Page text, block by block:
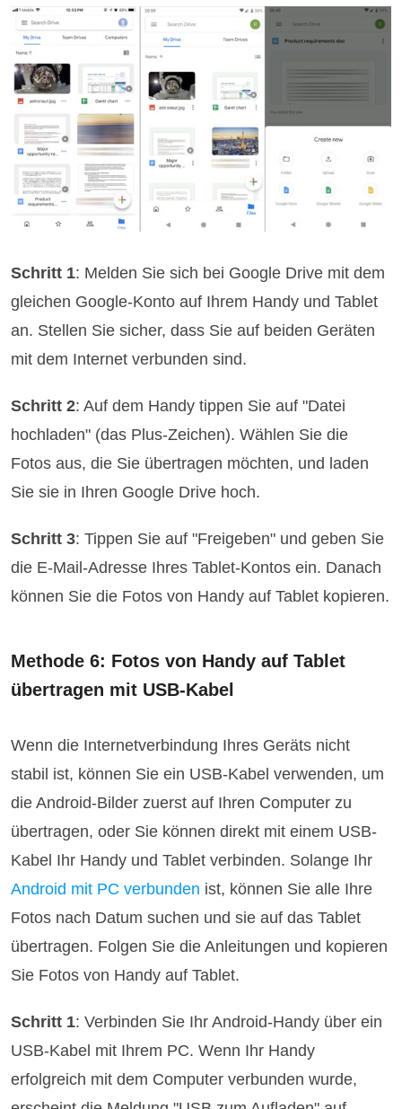
Schritt 1: Melden Sie sich bei Google Drive mit dem
gleichen Google-Konto auf Ihrem Handy und Tablet
an. Stellen Sie sicher, dass Sie auf beiden Geräten
mit dem Internet verbunden sind.
Schritt 2: Auf dem Handy tippen Sie auf "Datei
hochladen" (das Plus-Zeichen). Wählen Sie die
Fotos aus, die Sie übertragen möchten, und laden
Sie sie in Ihren Google Drive hoch.
Schritt 3: Tippen Sie auf "Freigeben" und geben Sie
die E-Mail-Adresse Ihres Tablet-Kontos ein. Danach
können Sie die Fotos von Handy auf Tablet kopieren.
Methode 6: Fotos von Handy auf Tablet
übertragen mit USB-Kabel
Wenn die Internetverbindung Ihres Geräts nicht
stabil ist, können Sie ein USB-Kabel verwenden, um
die Android-Bilder zuerst auf Ihren Computer zu
übertragen, oder Sie können direkt mit einem USB-
Kabel Ihr Handy und Tablet verbinden. Solange Ihr
Android mit PC verbunden ist, können Sie alle Ihre
Fotos nach Datum suchen und sie auf das Tablet
übertragen. Folgen Sie die Anleitungen und kopieren
Sie Fotos von Handy auf Tablet.
Schritt 1: Verbinden Sie Ihr Android-Handy über ein
USB-Kabel mit Ihrem PC. Wenn Ihr Handy
erfolgreich mit dem Computer verbunden wurde,